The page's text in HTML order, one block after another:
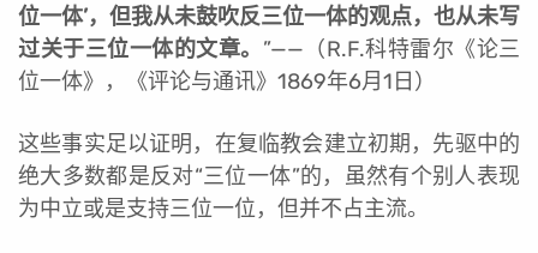
位一体’，但我从未鼓吹反三位一体的观点，也从未写
过关于三位一体的文章。 ”——（R.F.科特雷尔《论三
位一体》，《评论与通讯》1869年6月1日）
这些事实足以证明，在复临教会建立初期，先驱中的
绝大多数都是反对“三位一体”的，虽然有个别人表现
为中立或是支持三位一位，但并不占主流。